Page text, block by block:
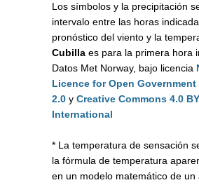
Los símbolos y la precipitación
intervalo entre las horas
pronóstico del viento y la
Cubilla es para la primera hora
Datos Met Norway, bajo licencia
Licence for Open Government
2.0 y Creative Commons 4.0 BY
International
* La temperatura de sensación
la fórmula de temperatura
en un modelo matemático de un